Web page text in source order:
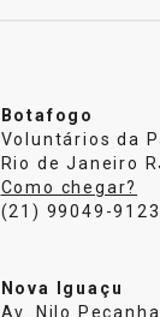
Botafogo
Voluntários da
Rio de Janeiro
Como chegar?
(21) 99049-9123
Nova Iguaçu
Av. Nilo